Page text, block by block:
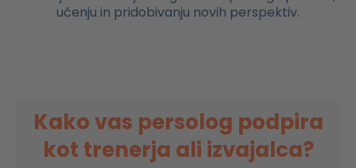
učenju in pridobivanju novih perspektiv.
Kako vas persolog podpira
kot trenerja ali izvajalca?